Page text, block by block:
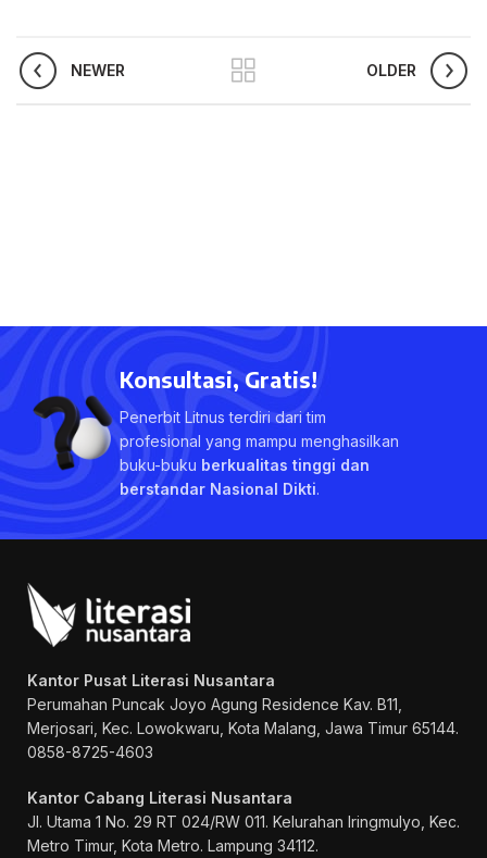
NEWER OLDER
Konsultasi, Gratis!
Penerbit Litnus terdiri dari tim
profesional yang mampu menghasilkan
buku-buku berkualitas tinggi dan
berstandar Nasional Dikti.
Kantor Pusat Literasi Nusantara
Perumahan Puncak Joyo Agung Residence Kav. B11,
Merjosari, Kec. Lowokwaru, Kota Malang, Jawa Timur 65144.
0858-8725-4603
Kantor Cabang Literasi Nusantara
Jl. Utama 1 No. 29 RT 024/RW 011. Kelurahan Iringmulyo, Kec.
Metro Timur, Kota Metro. Lampung 34112.